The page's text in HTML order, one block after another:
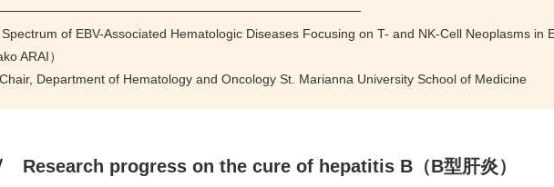
of EBV-Associated Hematologic Diseases Focusing on T- and NK-Cell Neoplasms in
ARAI）
Department of Hematology and Oncology St. Marianna University School of Medicine
progress on the cure of hepatitis B（B型肝炎）